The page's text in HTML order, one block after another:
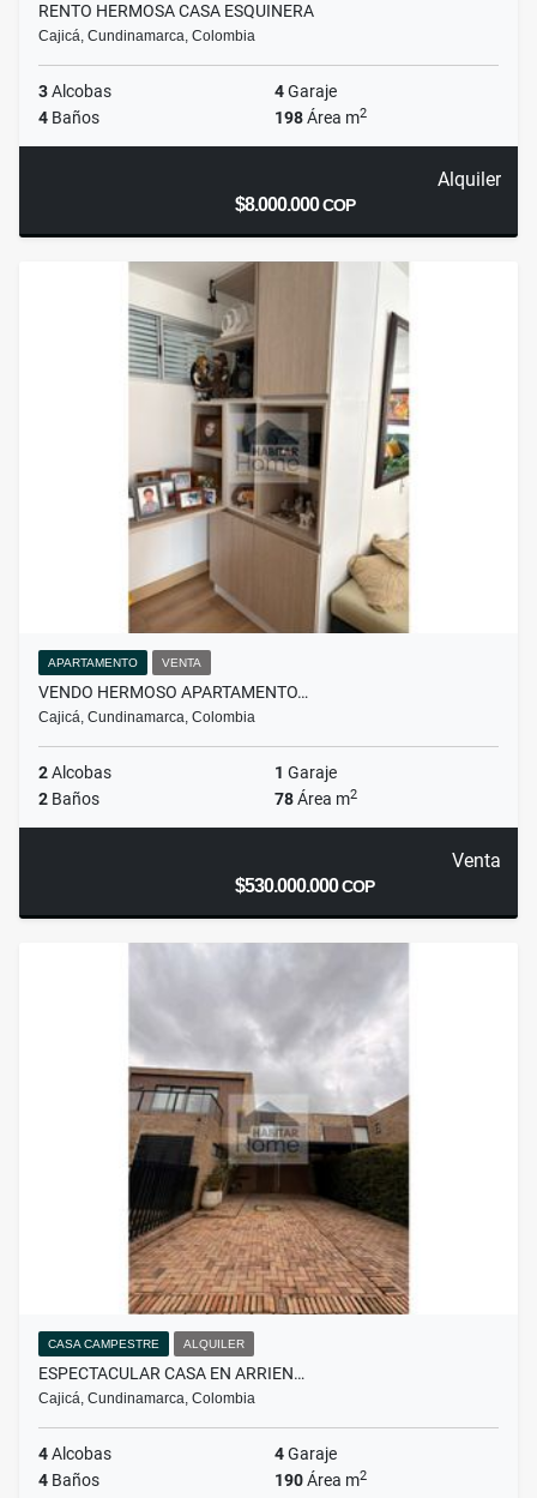
RENTO HERMOSA CASA ESQUINERA
Cajicá, Cundinamarca, Colombia
3Alcobas 4Garaje
4 Baños 198Área m2
Alquiler
$8.000.000COP
APARTAMENTO VENTA
VENDO HERMOSO APARTAMENTO…
Cajicá, Cundinamarca, Colombia
2Alcobas 1 Garaje
2 Baños 78Área m2
Venta
$530.000.000COP
CASA CAMPESTRE ALQUILER
ESPECTACULAR CASA EN ARRIEN…
Cajicá, Cundinamarca, Colombia
4Alcobas 4Garaje
4 Baños 190Área m2